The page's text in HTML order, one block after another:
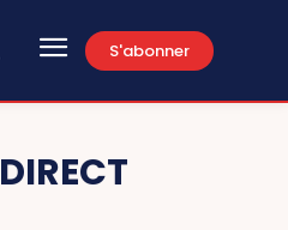
S'abonner
DIRECT